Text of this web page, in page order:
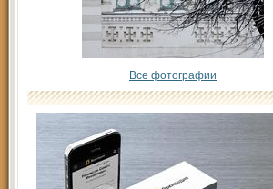
Все фотографии